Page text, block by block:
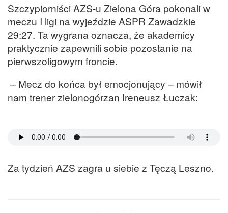
Szczypiorniści AZS-u Zielona Góra pokonali w
meczu I ligi na wyjeździe ASPR Zawadzkie
29:27. Ta wygrana oznacza, że akademicy
praktycznie zapewnili sobie pozostanie na
pierwszoligowym froncie.
– Mecz do końca był emocjonujący – mówił
nam trener zielonogórzan Ireneusz Łuczak:
Za tydzień AZS zagra u siebie z Tęczą Leszno.